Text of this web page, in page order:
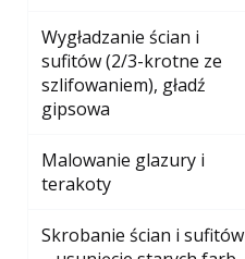
Wygładzanie ścian i
sufitów (2/3-krotne ze
szlifowaniem), gładź
gipsowa
Malowanie glazury i
terakoty
Skrobanie ścian i sufitów